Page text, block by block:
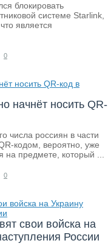
блокировать
системе Starlink,
является
0
начнёт носить QR-
числа россиян в части
кодом, вероятно, уже
на предмете, который ...
0
свои войска на
России